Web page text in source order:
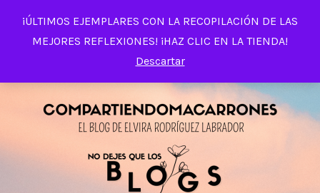
¡ÚLTIMOS EJEMPLARES CON LA RECOPILACIÓN DE LAS
MEJORES REFLEXIONES! ¡HAZ CLIC EN LA TIENDA!
Descartar
contenido